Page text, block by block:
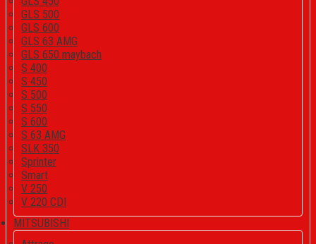
GLS 500
GLS 600
GLS 63 AMG
GLS 650 maybach
S 400
S 450
S 500
S 550
S 600
S 63 AMG
SLK 350
Sprinter
Smart
V 250
V 220 CDI
MITSUBISHI